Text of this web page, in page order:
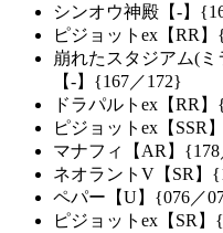
シンオウ神殿【-】
ピジョットex【RR
崩れたスタジアム(
【-】{167／172}
ドラパルトex【RR
ピジョットex【SSR
マナフィ【AR】{178
ネオラントV【SR】
ペパー【U】{076／
ピジョットex【SR】